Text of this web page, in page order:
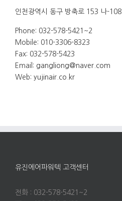
인천광역시 동구 방축로 153 나-108
Phone: 032-578-5421~2
Mobile: 010-3306-8323
Fax: 032-578-5423
Email: gangliong@naver.com
Web: yujinair.co.kr
유진에어파워텍 고객센터
전화 : 032-578-5421~2